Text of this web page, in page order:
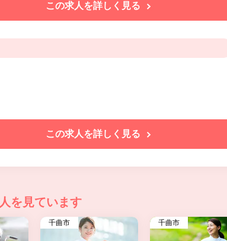
この求人を詳しく見る
この求人を詳しく見る
を見ています
千曲市 千曲市